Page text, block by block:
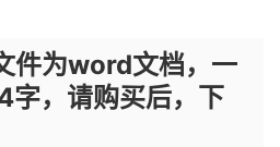
件为word文档，一
字，请购买后，下